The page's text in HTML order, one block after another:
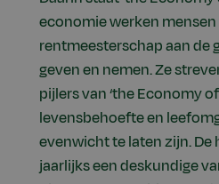
economie werken
rentmeesterschap aan de
geven en nemen. Ze
pijlers van ‘the Economy
levensbehoefte en
evenwicht te laten zijn.
jaarlijks een deskundige